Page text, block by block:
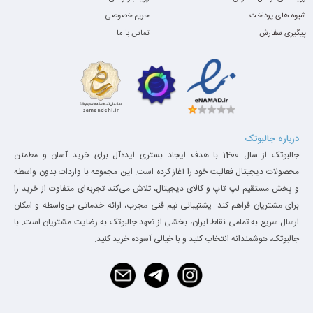
پردازنده گرافیکی مجتمع با پردازنده اصلی خود تکیه می کند . پردازنده
فتوشاپ و بازی هایی با سطح گرافیکی نسبتا پایین است . حافظه رم به
کار رفته در چیدمان سخت افزاری این لپ تاپ Dell ، ظرفیتی برابر چهار
ارتقاء آن تا حداکثر دو ترابایت مشکلی نخواهید داشت ؛ به هر حال
برخی کاربران ، حجم زیادی از اطلاعات را در لپ تاپ خود نگهداری می
نمایند . همچنین این دسته از کاربران می توانند برای جلوگیری از کند
پرسرعت SSD استفاده نمایند . اگر برای اجرای نرم افزارهای مهندسی و
پروژه های تجاری نیاز به یک لپ تاپ سریع و مقاوم دارید ، قطعا لپ
شیوه های پرداخت
پیگیری سفارش
حریم خصوصی
تماس با ما
درباره جالبوتک
جالبوتک از سال 1400 با هدف ایجاد بستری ایده‌آل برای خرید آسان و مطمئن
محصولات دیجیتال فعالیت خود را آغاز کرده است. این مجموعه با واردات بدون واسطه
و پخش مستقیم لپ تاپ و کالای دیجیتال، تلاش می‌کند تجربه‌ای متفاوت از خرید را
برای مشتریان فراهم کند. پشتیبانی تیم فنی مجرب، ارائه خدماتی بی‌واسطه و امکان
ارسال سریع به تمامی نقاط ایران، بخشی از تعهد جالبوتک به رضایت مشتریان است. با
جالبوتک، هوشمندانه انتخاب کنید و با خیالی آسوده خرید کنید.